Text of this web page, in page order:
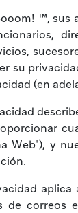
™, sus
su
(en
Web"), y
de correos